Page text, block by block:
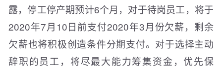
露，停工停产期预计6个月，对于待岗员工，将于
2020年7月10日前支付2020年3月份欠薪，剩余
欠薪也将积极创造条件分期支付。对于选择主动
辞职的员工，将尽最大能力筹集资金，优先保